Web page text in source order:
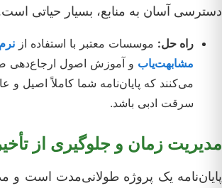
دسترسی آسان به منابع، بسیار حیاتی
راه حل: موسسات معتبر با استفاده از
مشابهت‌یاب و آموزش اصول ارجاع‌دهی
می‌کنند که پایان‌نامه شما کاملاً اصیل و
سرقت ادبی باشد.
مدیریت زمان و جلوگیری از
پایان‌نامه یک پروژه طولانی‌مدت است و